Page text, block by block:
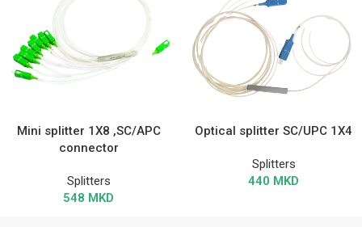
Mini splitter 1X8 ,SC/APC
connector
Splitters
548 MKD
Optical splitter SC/UPC 1X4
Splitters
440 MKD